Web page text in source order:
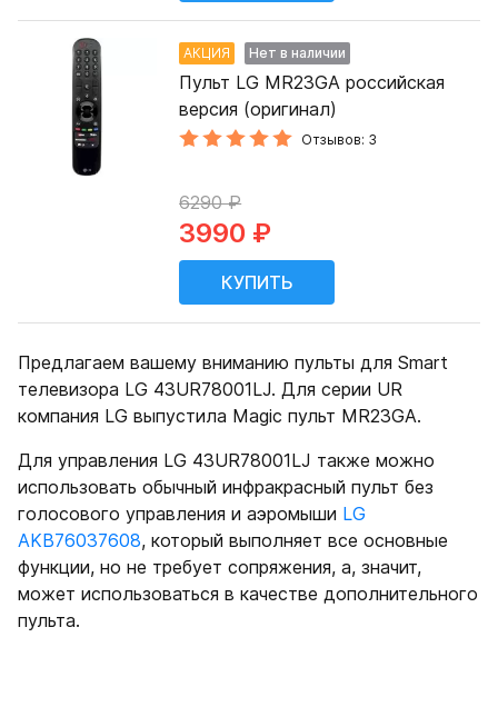
Предлагаем вашему вниманию пульты для Smart
телевизора LG 43UR78001LJ. Для серии UR
компания LG выпустила Magic пульт MR23GA.
Для управления LG 43UR78001LJ также можно
использовать обычный инфракрасный пульт без
голосового управления и аэромыши LG
AKB76037608, который выполняет все основные
функции, но не требует сопряжения, а, значит,
может использоваться в качестве дополнительного
пульта.
АКЦИЯ Нет в наличии
Пульт LG MR23GA российская
версия (оригинал)
Отзывов: 3
6290 ₽
3990 ₽